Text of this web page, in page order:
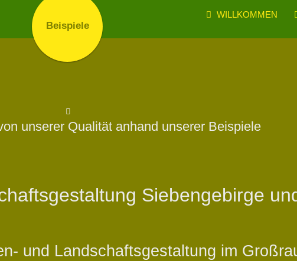
WILLKOMMEN
unserer Qualität anhand unserer Beispiele
Siebengebirge
und Landschaftsgestaltung im